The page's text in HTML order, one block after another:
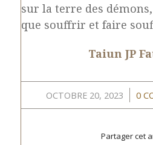
sur la terre des
que souffrir et faire
Taiun JP
OCTOBRE 20, 2023
/ 0
Partager cet